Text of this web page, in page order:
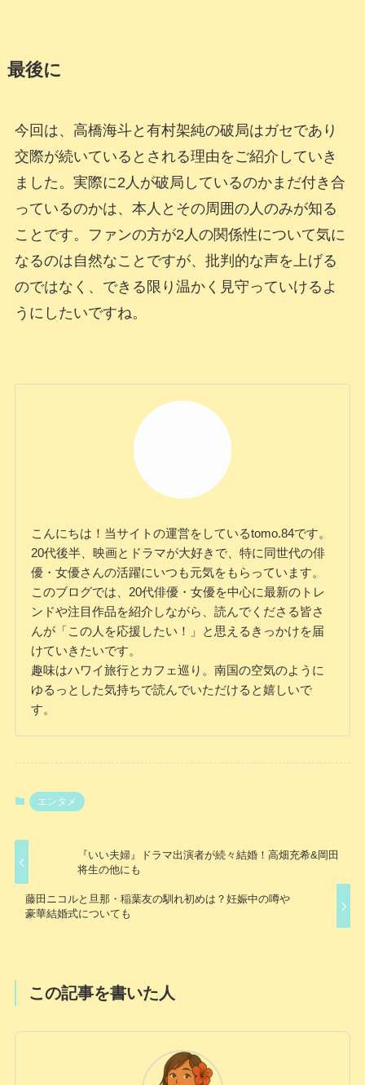
最後に
今回は、高橋海斗と有村架純の破局はガセであり
交際が続いているとされる理由をご紹介していき
ました。実際に2人が破局しているのかまだ付き合
っているのかは、本人とその周囲の人のみが知る
ことです。ファンの方が2人の関係性について気に
なるのは自然なことですが、批判的な声を上げる
のではなく、できる限り温かく見守っていけるよ
うにしたいですね。
こんにちは！当サイトの運営をしているtomo.84です。
20代後半、映画とドラマが大好きで、特に同世代の俳
優・女優さんの活躍にいつも元気をもらっています。
このブログでは、20代俳優・女優を中心に最新のトレ
ンドや注目作品を紹介しながら、読んでくださる皆さ
んが「この人を応援したい！」と思えるきっかけを届
けていきたいです。
趣味はハワイ旅行とカフェ巡り。南国の空気のように
ゆるっとした気持ちで読んでいただけると嬉しいで
す。
エンタメ
『いい夫婦』ドラマ出演者が続々結婚！高畑充希&岡田
将生の他にも
藤田ニコルと旦那・稲葉友の馴れ初めは？妊娠中の噂や
豪華結婚式についても
この記事を書いた人